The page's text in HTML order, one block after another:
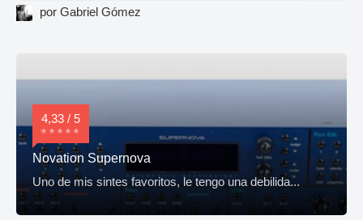
por Gabriel Gómez
4,33 / 5
Novation Supernova
Uno de mis sintes favoritos, le tengo una debilida...